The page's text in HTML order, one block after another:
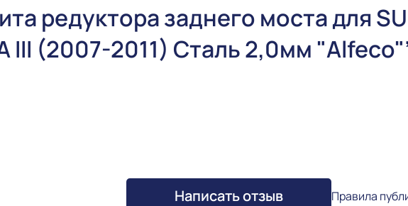
редуктора заднего моста для
III (2007-2011) Сталь 2,0мм
Написать отзыв Правила